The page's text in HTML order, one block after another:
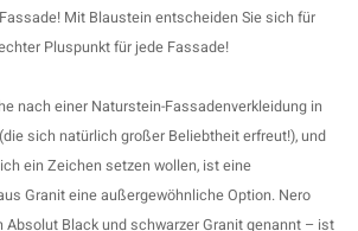
Mit Blaustein entscheiden Sie sich für
Pluspunkt für jede Fassade!
nach einer Naturstein-Fassadenverkleidung in
sich natürlich großer Beliebtheit erfreut!), und
ein Zeichen setzen wollen, ist eine
Granit eine außergewöhnliche Option. Nero
Absolut Black und schwarzer Granit genannt – ist